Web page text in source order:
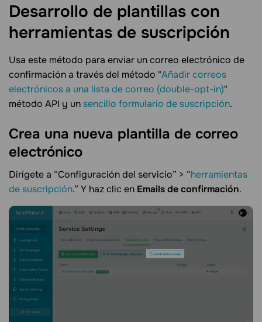
Desarrollo de plantillas con
herramientas de suscripción
Usa este método para enviar un correo electrónico de
confirmación a través del método "Añadir correos
electrónicos a una lista de correo (double-opt-in)"
método API y un sencillo formulario de suscripción.
Crea una nueva plantilla de correo
electrónico
Dirígete a “Configuración del servicio” > “herramientas
de suscripción.” Y haz clic en Emails de confirmación.